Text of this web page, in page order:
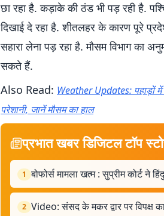
छा रहा है. कड़ाके की ठंड भी पड़ रही है.
दिखाई दे रहा है. शीतलहर के कारण पूरे
सहारा लेना पड़ रहा है. मौसम विभाग का
सकते हैं.
Also Read: Weather Updates: पहाड़ों में
परेशानी, जानें मौसम का हाल
प्रभात खबर डिजिटल टॉप
1 बोफोर्स मामला खत्म : सुप्रीम कोर्ट
2 Video: संसद के मकर द्वार पर विपक्ष